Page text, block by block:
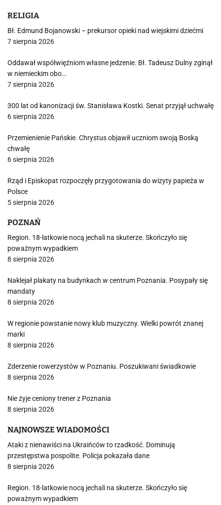
RELIGIA
Bł. Edmund Bojanowski – prekursor opieki nad wiejskimi dziećmi
7 sierpnia 2026
Oddawał współwięźniom własne jedzenie. Bł. Tadeusz Dulny zginął
w niemieckim obo…
7 sierpnia 2026
300 lat od kanonizacji św. Stanisława Kostki. Senat przyjął uchwałę
6 sierpnia 2026
Przemienienie Pańskie. Chrystus objawił uczniom swoją Boską
chwałę
6 sierpnia 2026
Rząd i Episkopat rozpoczęły przygotowania do wizyty papieża w
Polsce
5 sierpnia 2026
POZNAŃ
Region. 18-latkowie nocą jechali na skuterze. Skończyło się
poważnym wypadkiem
8 sierpnia 2026
Naklejał plakaty na budynkach w centrum Poznania. Posypały się
mandaty
8 sierpnia 2026
W regionie powstanie nowy klub muzyczny. Wielki powrót znanej
marki
8 sierpnia 2026
Zderzenie rowerzystów w Poznaniu. Poszukiwani świadkowie
8 sierpnia 2026
Nie żyje ceniony trener z Poznania
8 sierpnia 2026
NAJNOWSZE WIADOMOŚCI
Ataki z nienawiści na Ukraińców to rzadkość. Dominują
przestępstwa pospolite. Policja pokazała dane
8 sierpnia 2026
Region. 18-latkowie nocą jechali na skuterze. Skończyło się
poważnym wypadkiem